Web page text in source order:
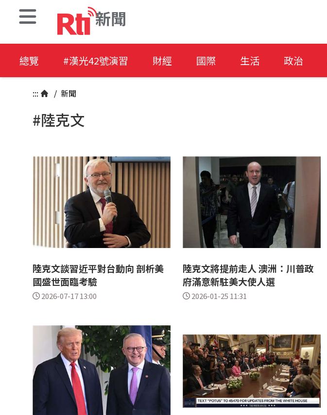
新聞
總覽 #漢光42號演習 財經 國際 生活 政治
::: / 新聞
#陸克文
陸克文談習近平對台動向 剖析美
國盛世面臨考驗
2026-07-17 13:00
陸克文將提前走人 澳洲：川普政
府滿意新駐美大使人選
2026-01-25 11:31